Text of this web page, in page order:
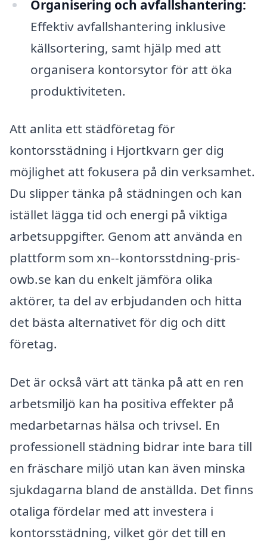
Organisering och avfallshantering:
Effektiv avfallshantering inklusive
källsortering, samt hjälp med att
organisera kontorsytor för att öka
produktiviteten.
Att anlita ett städföretag för
kontorsstädning i Hjortkvarn ger dig
möjlighet att fokusera på din verksamhet.
Du slipper tänka på städningen och kan
istället lägga tid och energi på viktiga
arbetsuppgifter. Genom att använda en
plattform som xn--kontorsstdning-pris-
owb.se kan du enkelt jämföra olika
aktörer, ta del av erbjudanden och hitta
det bästa alternativet för dig och ditt
företag.
Det är också värt att tänka på att en ren
arbetsmiljö kan ha positiva effekter på
medarbetarnas hälsa och trivsel. En
professionell städning bidrar inte bara till
en fräschare miljö utan kan även minska
sjukdagarna bland de anställda. Det finns
otaliga fördelar med att investera i
kontorsstädning, vilket gör det till en